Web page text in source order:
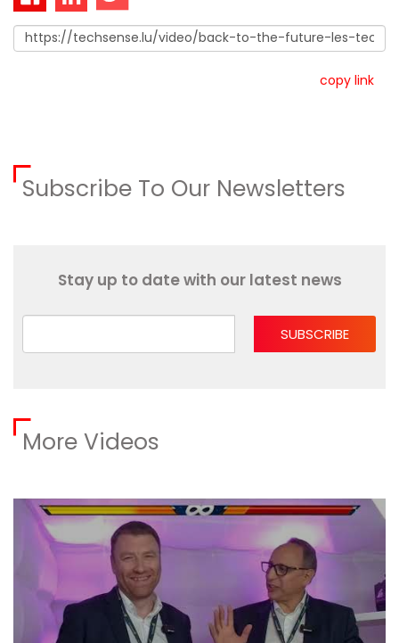
copy link
Subscribe To Our Newsletters
Stay up to date with our latest news
SUBSCRIBE
More Videos